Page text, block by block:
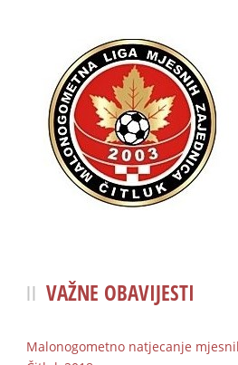
VAŽNE OBAVIJESTI
Malonogometno natjecanje